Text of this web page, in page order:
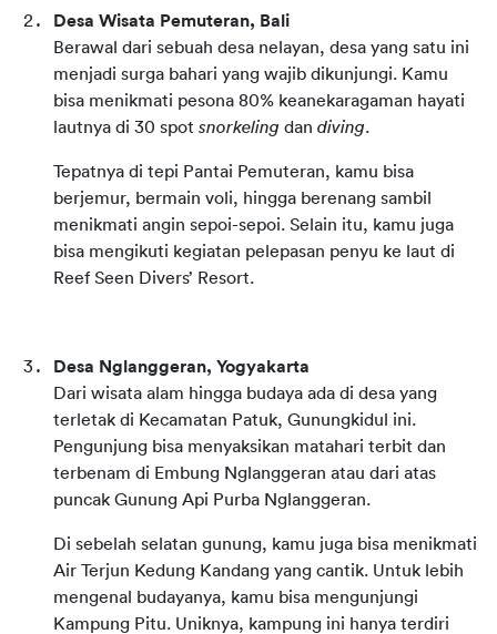
Desa Wisata Pemuteran, Bali
Berawal dari sebuah desa nelayan, desa yang satu ini
menjadi surga bahari yang wajib dikunjungi. Kamu
bisa menikmati pesona 80% keanekaragaman hayati
lautnya di 30 spot snorkeling dan diving.
Tepatnya di tepi Pantai Pemuteran, kamu bisa
berjemur, bermain voli, hingga berenang sambil
menikmati angin sepoi-sepoi. Selain itu, kamu juga
bisa mengikuti kegiatan pelepasan penyu ke laut di
Reef Seen Divers’ Resort.
Desa Nglanggeran, Yogyakarta
Dari wisata alam hingga budaya ada di desa yang
terletak di Kecamatan Patuk, Gunungkidul ini.
Pengunjung bisa menyaksikan matahari terbit dan
terbenam di Embung Nglanggeran atau dari atas
puncak Gunung Api Purba Nglanggeran.
Di sebelah selatan gunung, kamu juga bisa menikmati
Air Terjun Kedung Kandang yang cantik. Untuk lebih
mengenal budayanya, kamu bisa mengunjungi
Kampung Pitu. Uniknya, kampung ini hanya terdiri